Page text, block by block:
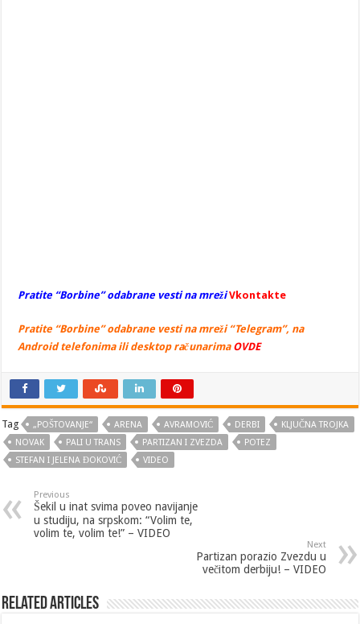
Pratite “Borbine” odabrane vesti na mreži Vkontakte
Pratite “Borbine” odabrane vesti na mreži “Telegram”, na
Android telefonima ili desktop računarima OVDE
Tag „POŠTOVANJE“ ARENA AVRAMOVIĆ DERBI
KLJUČNA TROJKA
NOVAK
PALI U TRANS PARTIZAN I ZVEZDA
POTEZ
STEFAN I JELENA ĐOKOVIĆ
VIDEO
Previous
Šekil u inat svima poveo navijanje
u studiju, na srpskom: “Volim te,
volim te, volim te!” – VIDEO
Next
Partizan porazio Zvezdu u
večitom derbiju! – VIDEO
Related Articles